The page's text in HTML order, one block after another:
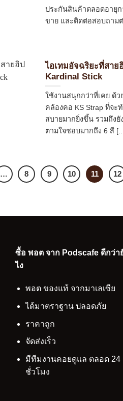
ประกันสินค้าตลอดอายุก
ขาย และติดต่อสอบถามต่
ไอเทมอัจฉริยะที่สา
Kardinal Stick
ใช้งานสนุกกว่าที่เคย ด้ว
คล้องคอ KS Strap ที่จ
สบายมากยิ่งขึ้น รวมถึง
ตามใจชอบมากถึง 6 สี
… 8 9 10 11 12
ซื้อ พอต จาก Podscafe ดีกว่า
ไง
พอต ของแท้ จากมาเลเซีย
ได้มาตราฐาน ปลอดภัย
ราคาถูก
จัดส่งเร็ว
มีทีมงานคอยดูแล ตลอด 24
ชั่วโมง